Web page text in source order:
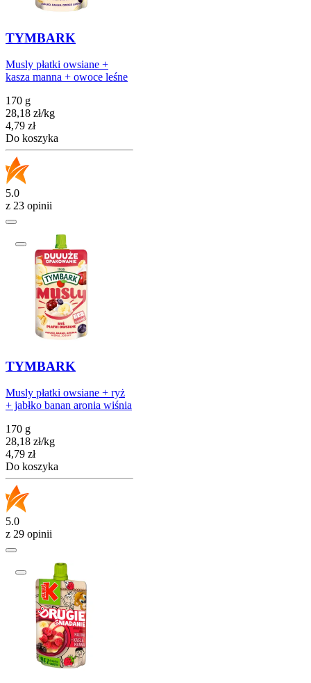
TYMBARK
Musly płatki owsiane +
kasza manna + owoce leśne
170 g
28,18 zł/kg
Cena
4,79 zł
Do koszyka
5.0
z 23 opinii
TYMBARK
Musly płatki owsiane + ryż
+ jabłko banan aronia wiśnia
170 g
28,18 zł/kg
Cena
4,79 zł
Do koszyka
5.0
z 29 opinii